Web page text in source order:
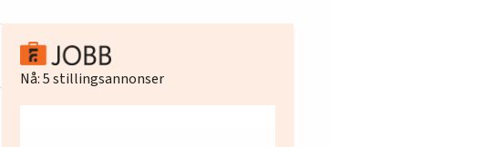
Nå:5stillingsannonser